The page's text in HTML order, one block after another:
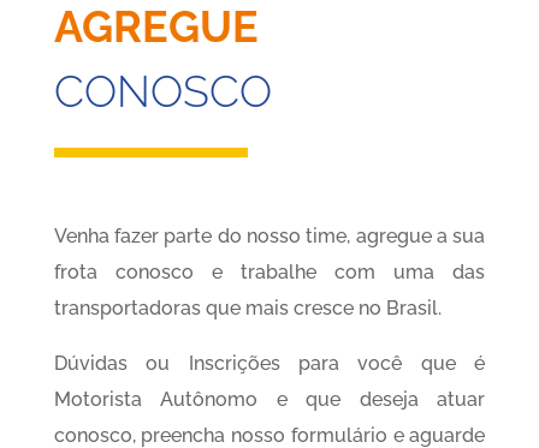
AGREGUE
CONOSCO
Venha fazer parte do nosso time, agregue a sua
frota conosco e trabalhe com uma das
transportadoras que mais cresce no Brasil.
Dúvidas ou Inscrições para você que é
Motorista Autônomo e que deseja atuar
conosco, preencha nosso formulário e aguarde